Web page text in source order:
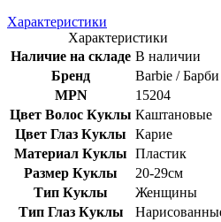
Характеристики
Характеристики
Наличие на складе В наличии
Бренд
Barbie / Барби
MPN
15204
Цвет Волос Куклы Каштановые
Цвет Глаз Куклы
Карие
Материал Куклы Пластик
Размер Куклы
20-29см
Тип Куклы
Женщины
Тип Глаз Куклы